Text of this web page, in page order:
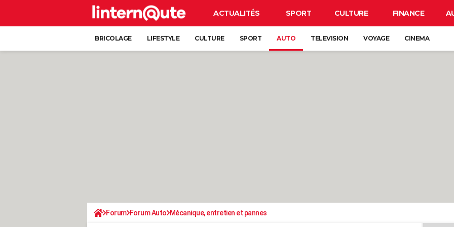
ACTUALITÉS SPORT CULTURE FINANCE
BRICOLAGE LIFESTYLE CULTURE SPORT AUTO TELEVISION VOYAGE CINEMA
Forum Forum Auto Mécanique, entretien et pannes